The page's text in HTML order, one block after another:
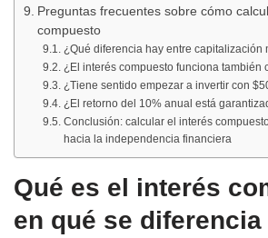
Preguntas frecuentes sobre cómo
compuesto
¿Qué diferencia hay entre capitalización
¿El interés compuesto funciona también
¿Tiene sentido empezar a invertir con
¿El retorno del 10% anual está
Conclusión: calcular el interés
hacia la independencia financiera
Qué es el interés
en qué se diferencia